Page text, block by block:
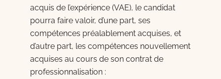
acquis de l’expérience (VAE), le candidat
pourra faire valoir, d’une part, ses
compétences préalablement acquises, et
d’autre part, les compétences nouvellement
acquises au cours de son contrat de
professionnalisation :